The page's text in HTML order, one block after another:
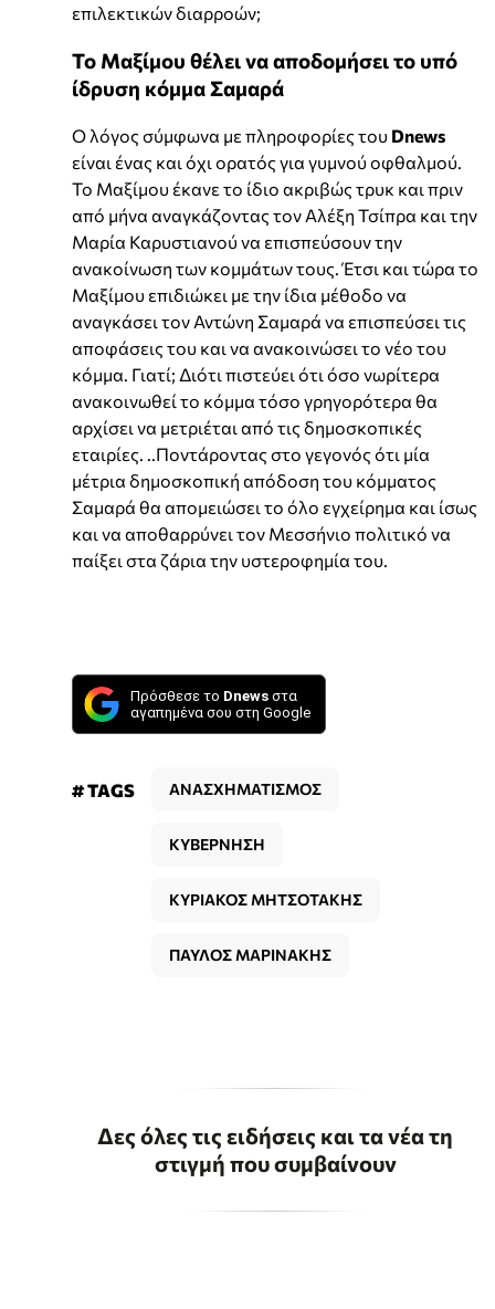
επιλεκτικών διαρροών;
Το Μαξίμου θέλει να αποδομήσει το υπό
ίδρυση κόμμα Σαμαρά
Ο λόγος σύμφωνα με πληροφορίες του Dnews
είναι ένας και όχι ορατός για γυμνού οφθαλμού.
Το Μαξίμου έκανε το ίδιο ακριβώς τρυκ και πριν
από μήνα αναγκάζοντας τον Αλέξη Τσίπρα και την
Μαρία Καρυστιανού να επισπεύσουν την
ανακοίνωση των κομμάτων τους. Έτσι και τώρα το
Μαξίμου επιδιώκει με την ίδια μέθοδο να
αναγκάσει τον Αντώνη Σαμαρά να επισπεύσει τις
αποφάσεις του και να ανακοινώσει το νέο του
κόμμα. Γιατί; Διότι πιστεύει ότι όσο νωρίτερα
ανακοινωθεί το κόμμα τόσο γρηγορότερα θα
αρχίσει να μετριέται από τις δημοσκοπικές
εταιρίες. ..Ποντάροντας στο γεγονός ότι μία
μέτρια δημοσκοπική απόδοση του κόμματος
Σαμαρά θα απομειώσει το όλο εγχείρημα και ίσως
και να αποθαρρύνει τον Μεσσήνιο πολιτικό να
παίξει στα ζάρια την υστεροφημία του.
Πρόσθεσε το Dnews στα
αγαπημένα σου στη Google
# TAGS ΑΝΑΣΧΗΜΑΤΙΣΜΟΣ
ΚΥΒΕΡΝΗΣΗ
ΚΥΡΙΑΚΟΣ ΜΗΤΣΟΤΑΚΗΣ
ΠΑΥΛΟΣ ΜΑΡΙΝΑΚΗΣ
Δες όλες τις ειδήσεις και τα νέα τη
στιγμή που συμβαίνουν